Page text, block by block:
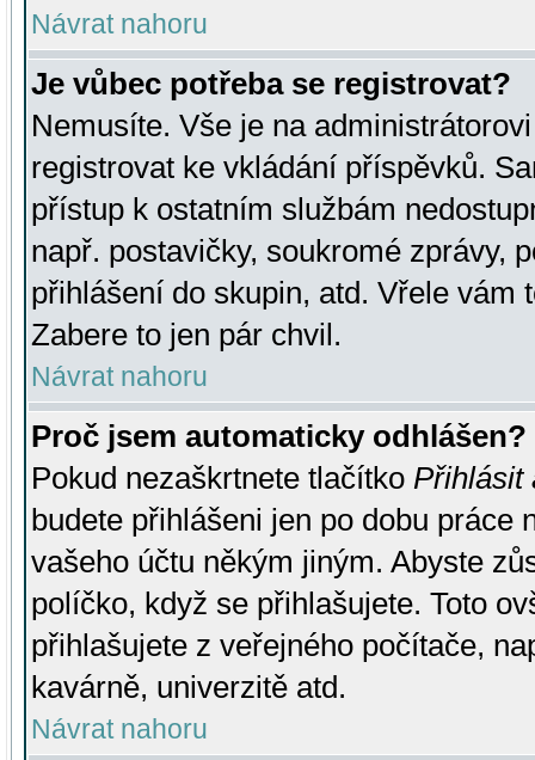
Návrat nahoru
Je vůbec potřeba se registrovat?
Nemusíte. Vše je na
registrovat ke vkládání příspěvků.
přístup k ostatním službám
např. postavičky, soukromé zprávy,
přihlášení do skupin, atd. Vřele vám
Zabere to jen pár chvil.
Návrat nahoru
Proč jsem automaticky odhlášen?
Pokud nezaškrtnete tlačítko Přihlásit
budete přihlášeni jen po dobu práce
vašeho účtu někým jiným. Abyste
políčko, když se přihlašujete. Toto
přihlašujete z veřejného počítače,
kavárně, univerzitě atd.
Návrat nahoru